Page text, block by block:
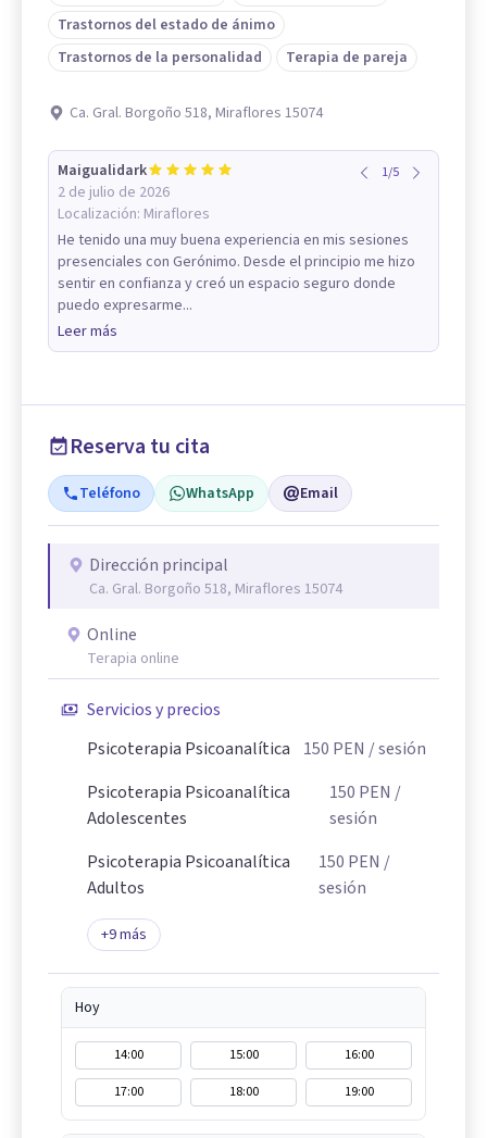
Trastornos del estado de ánimo
Trastornos de la personalidad
Terapia de pareja
Ca. Gral. Borgoño 518, Miraflores 15074
Maigualidark
2 de julio de 2026
Localización: Miraflores
1/5
He tenido una muy buena experiencia en mis sesiones
presenciales con Gerónimo. Desde el principio me hizo
sentir en confianza y creó un espacio seguro donde
puedo expresarme...
Leer más
Reserva tu cita
Teléfono WhatsApp Email
Dirección principal
Ca. Gral. Borgoño 518, Miraflores 15074
Online
Terapia online
Servicios y precios
Psicoterapia Psicoanalítica
150 PEN / sesión
Psicoterapia Psicoanalítica
Adolescentes
150 PEN /
sesión
Psicoterapia Psicoanalítica
Adultos
150 PEN /
sesión
+9más
Hoy
14:00 15:00
16:00
17:00
18:00 19:00